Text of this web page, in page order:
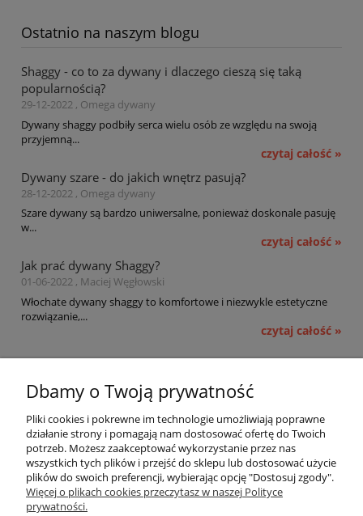
Ostatnio na naszym blogu
Shaggy - co to za dywany i dlaczego cieszą się taką
popularnością?
29-12-2022 , Omega dywany
Dywany shaggy podbiły serca wielu osób ze względu na swoją
przyjemną...
czytaj całość »
Dywany szare - do jakich wnętrz pasują?
28-12-2022 , Omega dywany
Szare dywany są bardzo uniwersalne, ponieważ doskonale pasuję
w...
czytaj całość »
Jak prać dywany Shaggy?
01-06-2022 , Maciej Węgłowski
Włochate dywany shaggy to komfortowe i niezwykle estetyczne
rozwiązanie,...
czytaj całość »
Płatności i dostawa
Informacje
Dbamy o Twoją prywatność
Pliki cookies i pokrewne im technologie umożliwiają poprawne
działanie strony i pomagają nam dostosować ofertę do Twoich
potrzeb. Możesz zaakceptować wykorzystanie przez nas
wszystkich tych plików i przejść do sklepu lub dostosować użycie
plików do swoich preferencji, wybierając opcję "Dostosuj zgody".
Więcej o plikach cookies przeczytasz w naszej Polityce
prywatności.